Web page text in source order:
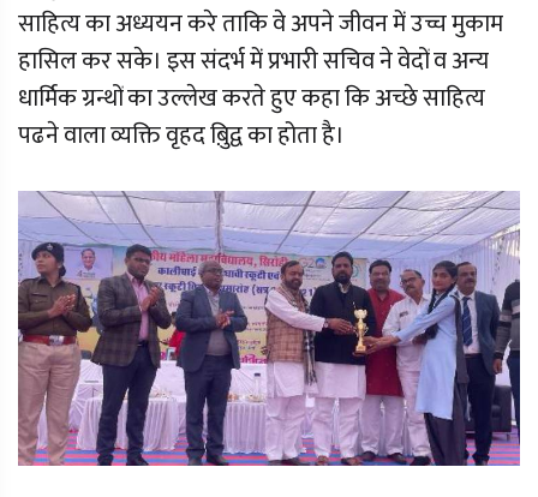
साहित्य का अध्ययन करे ताकि वे अपने जीवन में उच्च मुकाम
हासिल कर सके। इस संदर्भ में प्रभारी सचिव ने वेदों व अन्य
धार्मिक ग्रन्थों का उल्लेख करते हुए कहा कि अच्छे साहित्य
पढने वाला व्यक्ति वृहद बु़िद्व का होता है।